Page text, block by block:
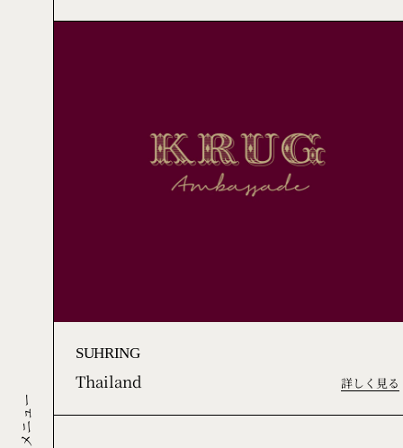
メニュー
SUHRING
Thailand 詳しく見る